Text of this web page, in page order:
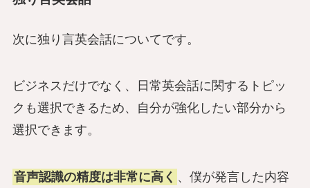
次に独り言英会話についてです。
ビジネスだけでなく、日常英会話に関するトピッ
クも選択できるため、自分が強化したい部分から
選択できます。
音声認識の精度は非常に高く 、僕が発言した内容